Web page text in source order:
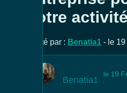
votre
Posté par : Benatia1 - le
Benatia1
le 19